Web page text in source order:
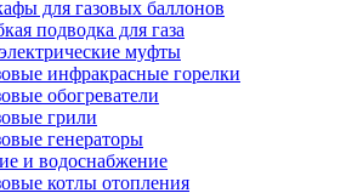
для газовых баллонов
подводка для газа
муфты
инфракрасные горелки
обогреватели
грили
генераторы
и водоснабжение
котлы отопления